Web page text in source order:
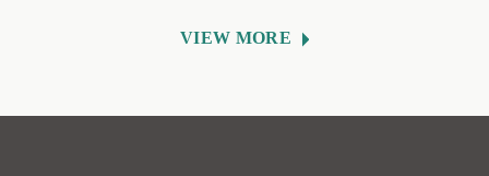
VIEW MORE